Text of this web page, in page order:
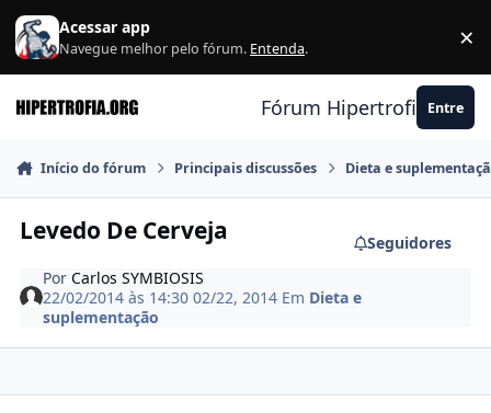
Ir para conteúdo
Acessar app
Navegue melhor pelo fórum. Entenda. ×
Fórum Hipertrofia.org
Entre
Início do fórum Principais discussões Dieta e
Levedo De Cerveja
Seguidores
PorCarlos SYMBIOSIS
22/02/2014 às 14:3002/22, 2014 Em Dieta e
suplementação